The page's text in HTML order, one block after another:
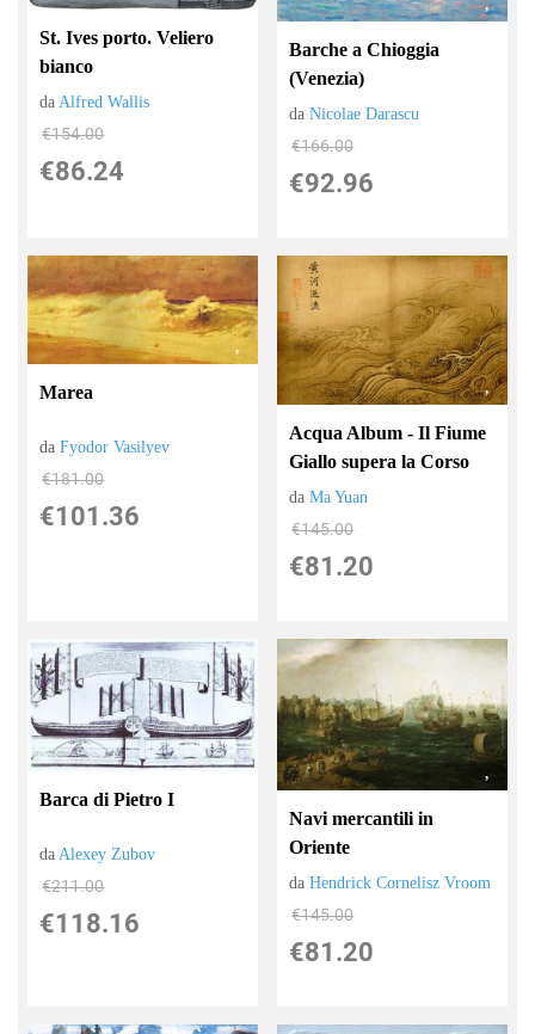
St. Ives porto. Veliero
bianco
da Alfred Wallis
€154.00
€86.24
Barche a Chioggia
(Venezia)
daNicolae Darascu
€166.00
€92.96
Marea
daFyodor Vasilyev
€181.00
€101.36
Acqua Album - Il Fiume
Giallo supera la Corso
daMa Yuan
€145.00
€81.20
Barca di Pietro I
daAlexey Zubov
€211.00
€118.16
Navi mercantili in
Oriente
daHendrick Cornelisz Vroom
€145.00
€81.20